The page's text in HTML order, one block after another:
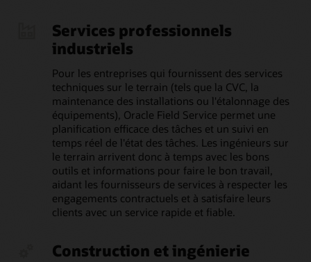
Services professionnels
industriels
Pour les entreprises qui fournissent des services
techniques sur le terrain (tels que la CVC, la
maintenance des installations ou l'étalonnage des
équipements), Oracle Field Service permet une
planification efficace des tâches et un suivi en
temps réel de l'état des tâches. Les ingénieurs sur
le terrain arrivent donc à temps avec les bons
outils et informations pour faire le bon travail,
aidant les fournisseurs de services à respecter les
engagements contractuels et à satisfaire leurs
clients avec un service rapide et fiable.
Construction et ingénierie